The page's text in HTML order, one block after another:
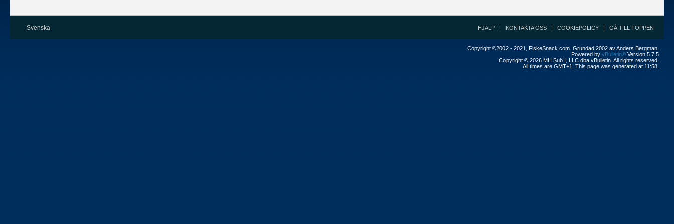
Svenska HJÄLP KONTAKTA OSS COOKIEPOLICY GÅ TILL TOPPEN
Copyright ©2002 - 2021, FiskeSnack.com. Grundad 2002 av Anders Bergman.
Powered by vBulletin® Version 5.7.5
Copyright © 2026 MH Sub I, LLC dba vBulletin. All rights reserved.
All times are GMT+1. This page was generated at 11:58.